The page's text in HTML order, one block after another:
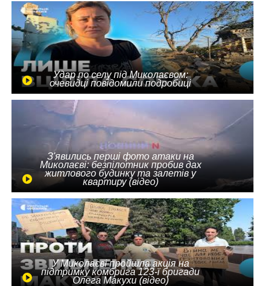
Удар по селу під Миколаєвом:
очевидці повідомили подробиці
З'явились перші фото атаки на
Миколаєві: безпілотник пробив дах
житлового будинку та залетів у
квартиру (відео)
У Миколаєві пройшла акція на
підтримку комбрига 123-ї бригади
Олега Макухи (відео)